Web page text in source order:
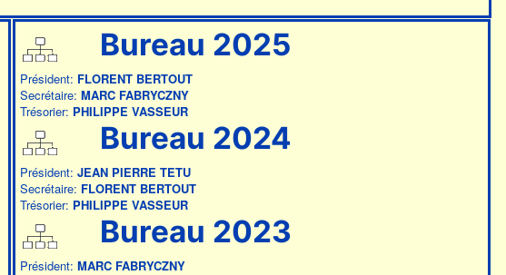
Bureau 2025
Président: FLORENT BERTOUT
Secrétaire: MARC FABRYCZNY
Trésorier: PHILIPPE VASSEUR
Bureau 2024
Président: JEAN PIERRE TETU
Secrétaire: FLORENT BERTOUT
Trésorier: PHILIPPE VASSEUR
Bureau 2023
Président: MARC FABRYCZNY